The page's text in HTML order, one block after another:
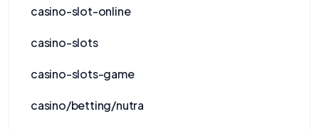
casino-slot-online
casino-slots
casino-slots-game
casino/betting/nutra